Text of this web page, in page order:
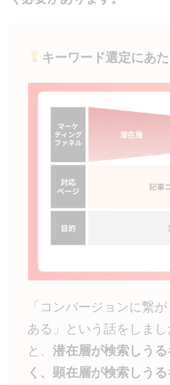
キーワード選定にあ
「コンバージョンに繋
ある」という話をしま
と、 潜在層が検索しう
く、顕在層が検索しう